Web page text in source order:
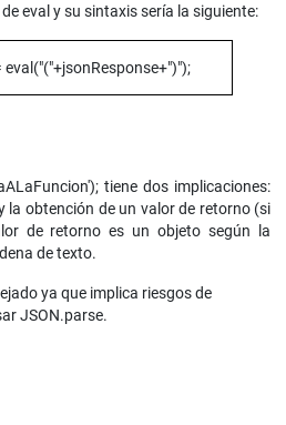
eval y su sintaxis sería la siguiente:
tiene dos implicaciones:
la obtención de un valor de retorno (si
de retorno es un objeto según la
de texto.
ya que implica riesgos de
JSON.parse.